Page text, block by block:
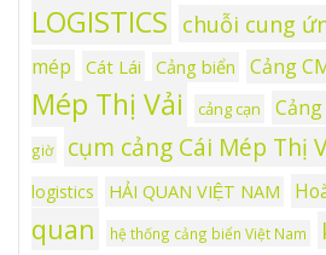
LOGISTICS chuỗi cung
mép
Cát Lái Cảng biển Cảng
Mép Thị Vải
cảng cạn Cảng
giờ cụm cảng Cái Mép Thị
logistics
HẢI QUAN VIỆT NAM
quan
hệ thống cảng biển Việt Nam